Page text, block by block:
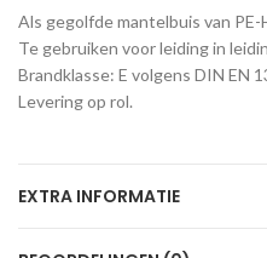
Als gegolfde mantelbuis van PE-
Te gebruiken voor leiding in
Brandklasse: E volgens DIN EN
Levering op rol.
EXTRA INFORMATIE